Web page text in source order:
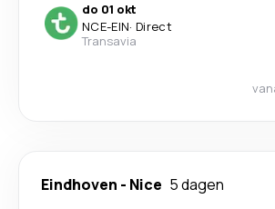
do 01 okt
NCE-EIN· Direct
Transavia
Eindhoven - Nice 5 dagen